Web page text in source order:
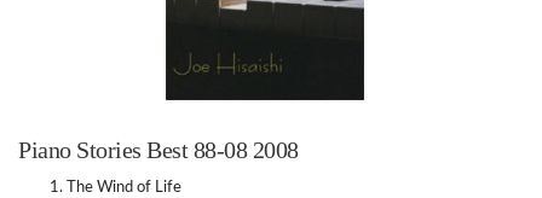
Piano Stories Best 88-08 2008
The Wind of Life